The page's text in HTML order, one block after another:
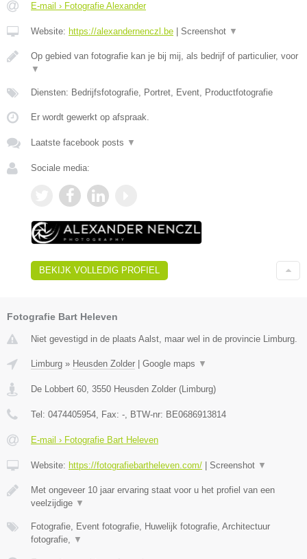
E-mail › Fotografie Alexander
Website: https://alexandernenczl.be Screenshot ▼
Op gebied van fotografie kan je bij mij, als bedrijf of particulier, voor
▼
Diensten: Bedrijfsfotografie, Portret, Event, Productfotografie
Er wordt gewerkt op afspraak.
Laatste facebook posts ▼
Sociale media:
BEKIJK VOLLEDIG PROFIEL
Fotografie Bart Heleven
Niet gevestigd in de plaats Aalst, maar wel in de provincie Limburg.
Limburg » Heusden Zolder Google maps ▼
De Lobbert 60 3550 Heusden Zolder ( Limburg)
Tel: 0474405954 , Fax: - , BTW-nr: BE0686913814
E-mail › Fotografie Bart Heleven
Website: https://fotografiebartheleven.com/ Screenshot ▼
Met ongeveer 10 jaar ervaring staat voor u het profiel van een
veelzijdige ▼
Fotografie, Event fotografie, Huwelijk fotografie, Architectuur
fotografie,
▼